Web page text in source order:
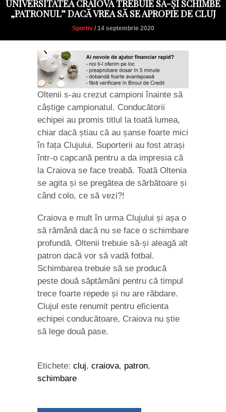
UNIVERSITATEA CRAIOVA TREBUIE SĂ-ȘI SCHIMBE
„PATRONUL” DACĂ VREA SĂ SE APROPIE DE CLUJ
Sportiv/ 14 septembrie 2020
Oltenii s-au crezut campioni înainte să
câștige campionatul. Conducătorii
echipei au promis titlul la toată lumea,
chiar dacă știau că au șanse foarte mici
în fața Clujului. Suporterii au fost atrași
într-o capcană pentru a da impresia că
la Craiova se face treabă. Toată Oltenia
se agita și se pregătea de sărbătoare și
când colo, ce să vezi?!
Craiova e mult în urma Clujului și așa o
să rămână dacă nu se face o schimbare
profundă. Oltenii trebuie să-și aleagă alt
patron dacă vor să vadă fotbal.
Schimbarea trebuie să se producă
peste două săptămâni pentru că timpul
trece foarte repede și nu are răbdare.
Clujul este renumit pentru eficienta
echipei conducătoare, Craiova nu știe
să lege două pase.
Etichete: cluj, craiova, patron,
schimbare